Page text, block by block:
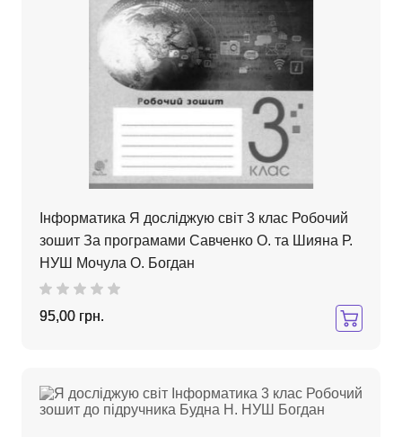
Інформатика Я досліджую світ 3 клас Робочий
зошит За програмами Савченко О. та Шияна Р.
НУШ Мочула О. Богдан
95,00 грн.